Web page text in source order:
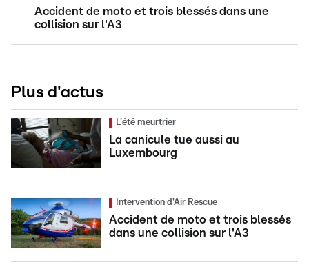
Accident de moto et trois blessés dans une
collision sur l'A3
Plus d'actus
L'été meurtrier
La canicule tue aussi au
Luxembourg
Intervention d'Air Rescue
Accident de moto et trois blessés
dans une collision sur l'A3